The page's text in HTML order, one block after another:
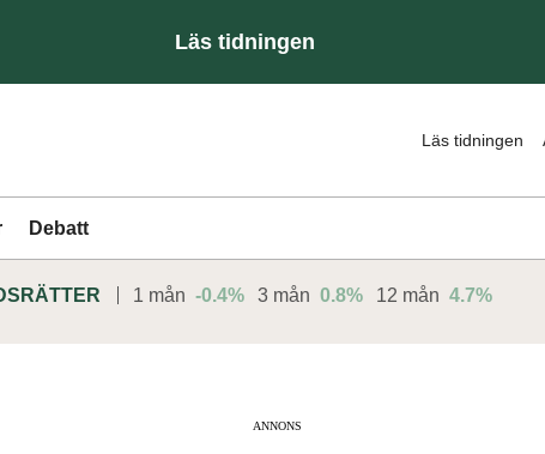
Läs tidningen
Läs tidningen
Debatt
1 mån -0.4% 3 mån 0.8% 12 mån 4.7%
ANNONS